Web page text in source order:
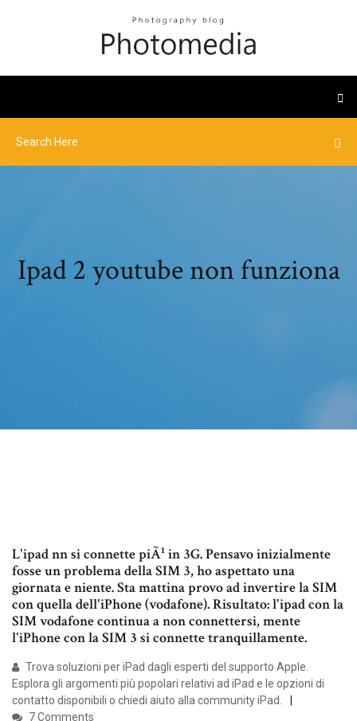
Ipad 2 youtube non funziona
L'ipad nn si connette piÃ¹ in 3G. Pensavo inizialmente
fosse un problema della SIM 3, ho aspettato una
giornata e niente. Sta mattina provo ad invertire la SIM
con quella dell'iPhone (vodafone). Risultato: l'ipad con la
SIM vodafone continua a non connettersi, mente
l'iPhone con la SIM 3 si connette tranquillamente.
Trova soluzioni per iPad dagli esperti del supporto Apple.
Esplora gli argomenti più popolari relativi ad iPad e le opzioni di
contatto disponibili o chiedi aiuto alla community iPad.
7 Comments